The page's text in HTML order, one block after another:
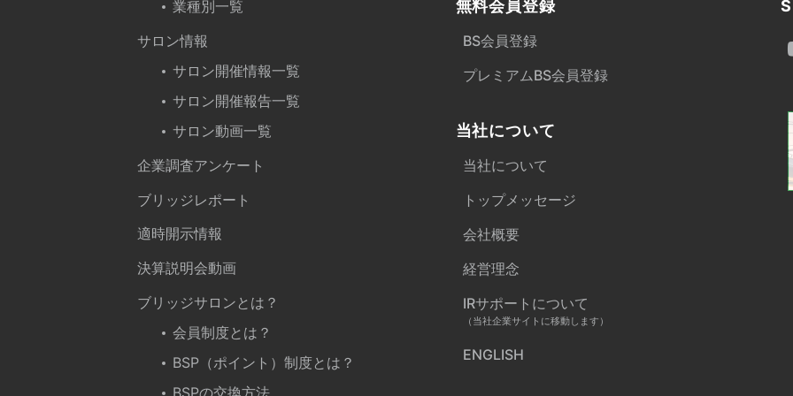
業種別一覧
サロン情報
サロン開催情報一覧
サロン開催報告一覧
サロン動画一覧
企業調査アンケート
ブリッジレポート
適時開示情報
決算説明会動画
ブリッジサロンとは？
会員制度とは？
BSP（ポイント）制度とは？
無料会員登録
BS会員登録
プレミアムBS会員登録
当社について
当社について
トップメッセージ
会社概要
経営理念
IRサポートについて
（当社企業サイトに移動します）
ENGLISH